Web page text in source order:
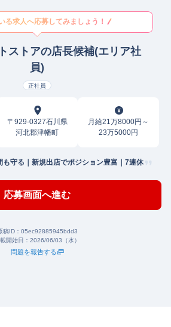
る求人へ応募してみましょう！
ストアの店長候補(エリア社
員)
正社員
〒929-0327石川県
河北郡津幡町
月給21万8000円～
23万5000円
も守る｜新規出店でポジション豊富｜7連休
応募画面へ進む
稿ID： 05ec92885945bdd3
開始日： 2026/06/03（水）
問題を報告する